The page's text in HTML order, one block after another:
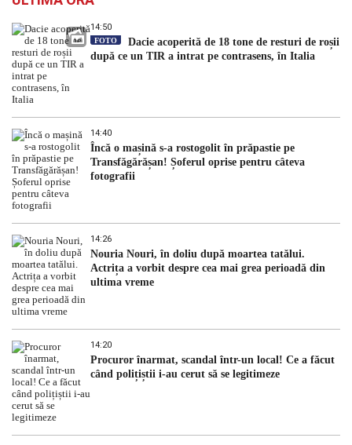
14:50
FOTO
Dacie acoperită de 18 tone de resturi de roșii
după ce un TIR a intrat pe contrasens, în Italia
14:40
Încă o mașină s-a rostogolit în prăpastie pe
Transfăgărășan! Șoferul oprise pentru câteva
fotografii
14:26
Nouria Nouri, în doliu după moartea tatălui.
Actrița a vorbit despre cea mai grea perioadă din
ultima vreme
14:20
Procuror înarmat, scandal într-un local! Ce a făcut
când polițiștii i-au cerut să se legitimeze